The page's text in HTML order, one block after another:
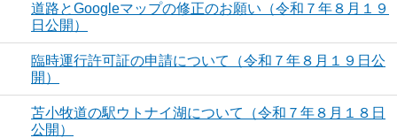
道路とGoogleマップの修正のお願い（令和７年８月１９
日公開）
臨時運行許可証の申請について（令和７年８月１９日公
開）
苫小牧道の駅ウトナイ湖について（令和７年８月１８日
公開）